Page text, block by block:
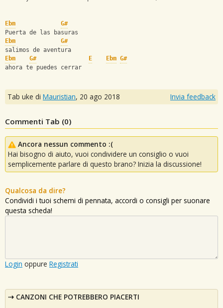
Ebm
G#
Puerta de las basuras
Ebm
G#
salimos de aventura
Ebm
G# E Ebm G#
ahora te puedes cerrar
Tab uke di Mauristian, 20 ago 2018 Invia feedback
Commenti Tab (0)
Ancora nessun commento :(
Hai bisogno di aiuto, vuoi condividere un consiglio o vuoi
semplicemente parlare di questo brano? Inizia la discussione!
Qualcosa da dire?
Condividi i tuoi schemi di pennata, accordi o consigli per suonare
questa scheda!
Login oppure Registrati
CANZONI CHE POTREBBERO PIACERTI